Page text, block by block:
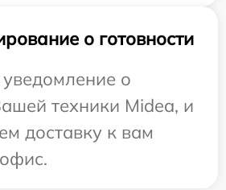
о готовности
о
техники Midea, и
доставку к вам